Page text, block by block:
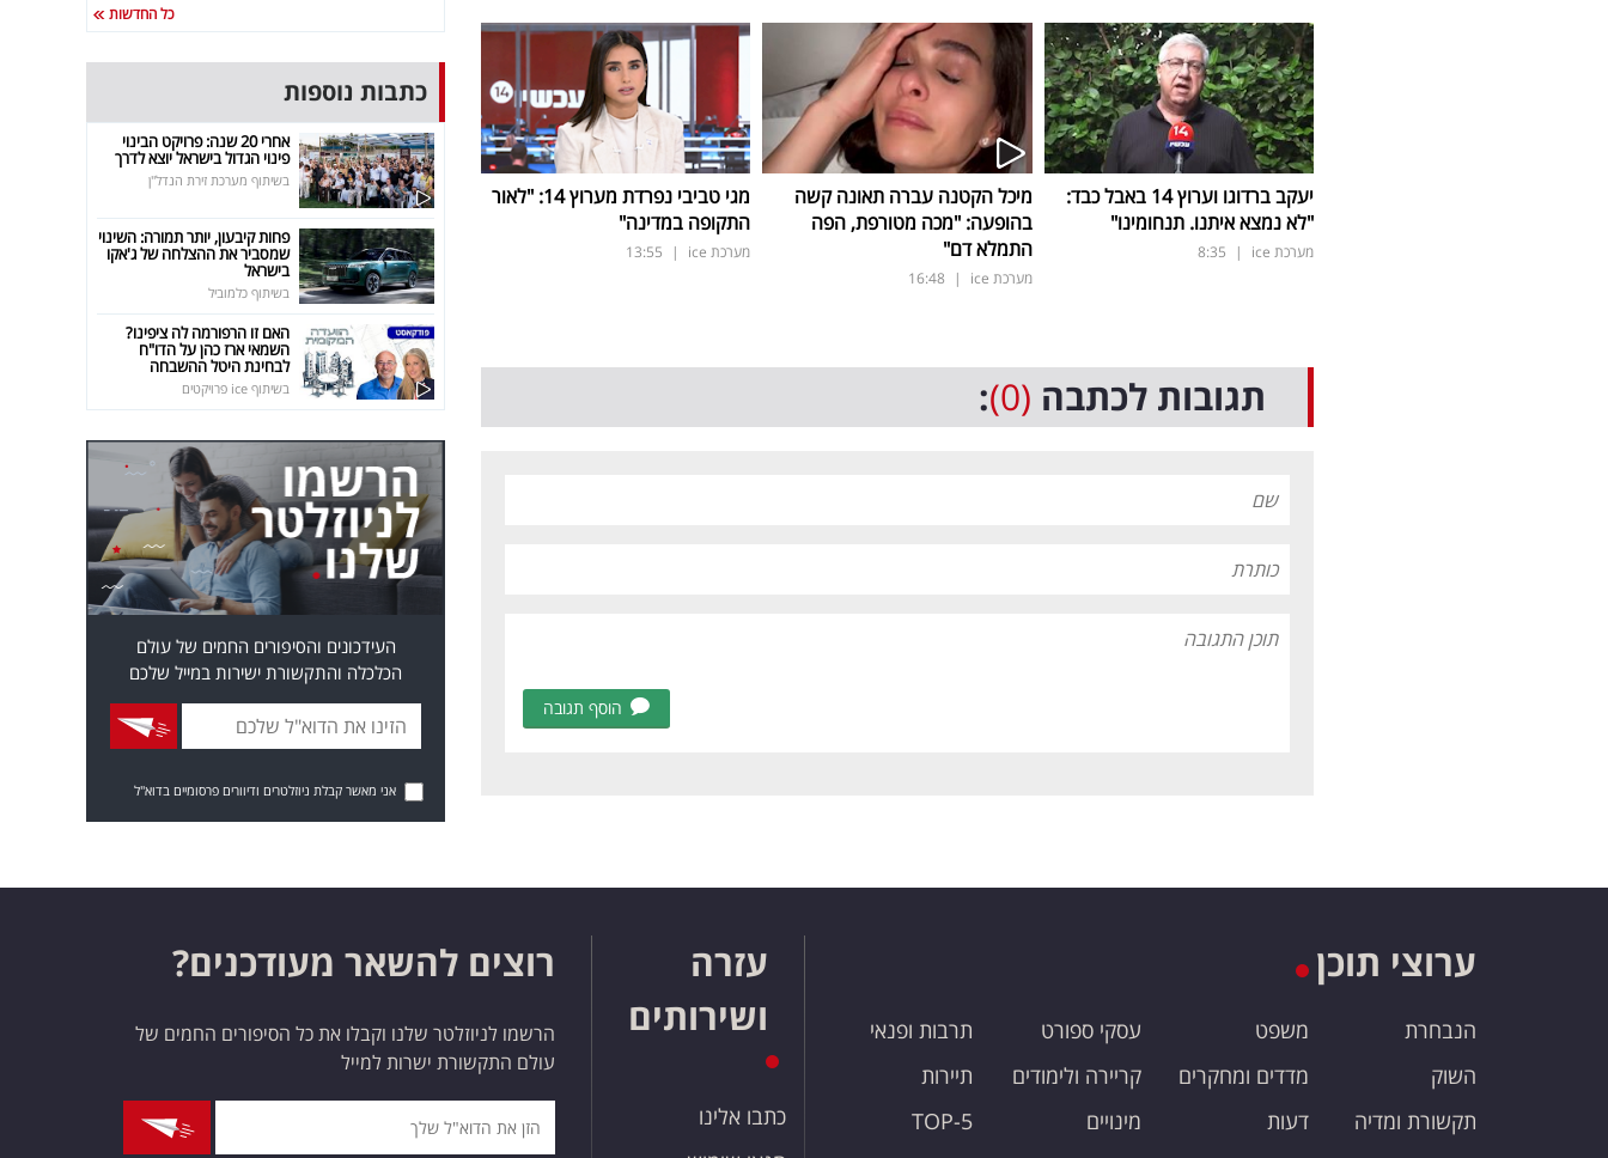
יעקב ברדוגו וערוץ 14 באבל כבד:
"לא נמצא איתנו. תנחומינו"
מערכת ice |
8:35
מיכל הקטנה עברה תאונה קשה
בהופעה: "מכה מטורפת, הפה
התמלא דם"
מערכת ice |
16:48
מגי טביבי נפרדת מערוץ 14: "לאור
התקופה במדינה"
מערכת ice |
13:55
תגובות לכתבה (0)
:
הוסף תגובה
כל החדשות
כתבות נוספות
אחרי 20 שנה: פרויקט הבינוי
פינוי הגדול בישראל יוצא לדרך
בשיתוף מערכת זירת הנדל"ן
פחות קיבעון, יותר תמורה: השינוי
שמסביר את ההצלחה של ג'אקו
בישראל
בשיתוף כלמוביל
האם זו הרפורמה לה ציפינו?
השמאי ארז כהן על הדו"ח
לבחינת היטל ההשבחה
בשיתוף ice פרויקטים
העידכונים והסיפורים החמים של עולם
הכלכלה והתקשורת ישירות במייל שלכם
אני מאשר קבלת ניוזלטרים ודיוורים פרסומיים בדוא"ל
ערוצי תוכן
הנבחרת
השוק
תקשורת ומדיה
משפט
מדדים ומחקרים
דעות
עסקי ספורט
קריירה ולימודים
מינויים
תרבות ופנאי
תיירות
TOP-5
עזרה
ושירותים
כתבו אלינו
רוצים להשאר מעודכנים?
הרשמו לניוזלטר שלנו וקבלו את כל הסיפורים החמים של
עולם התקשורת ישרות למייל